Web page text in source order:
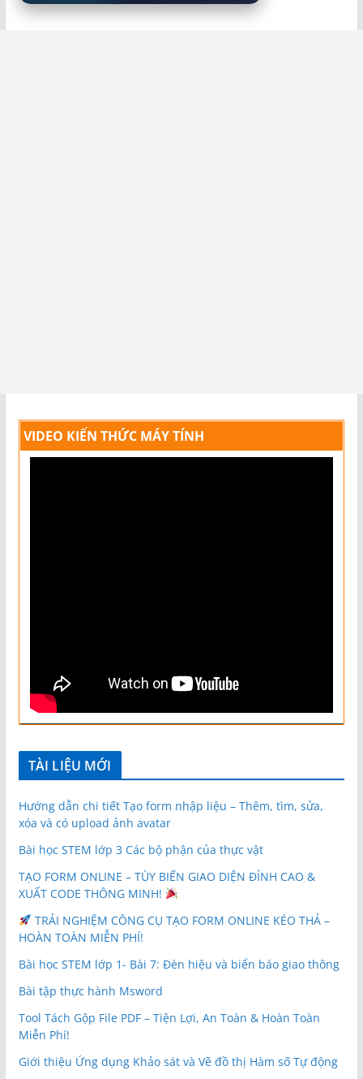
VIDEO KIẾN THỨC MÁY TÍNH
TÀI LIỆU MỚI
Hướng dẫn chi tiết Tạo form nhập liệu – Thêm, tìm, sửa,
xóa và có upload ảnh avatar
Bài học STEM lớp 3 Các bộ phận của thực vật
TẠO FORM ONLINE – TÙY BIẾN GIAO DIỆN ĐỈNH CAO &
XUẤT CODE THÔNG MINH!
TRẢI NGHIỆM CÔNG CỤ TẠO FORM ONLINE KÉO THẢ –
HOÀN TOÀN MIỄN PHÍ!
Bài học STEM lớp 1- Bài 7: Đèn hiệu và biển báo giao thông
Bài tập thực hành Msword
Tool Tách Gộp File PDF – Tiện Lợi, An Toàn & Hoàn Toàn
Miễn Phí!
Giới thiệu Ứng dụng Khảo sát và Vẽ đồ thị Hàm số Tự động